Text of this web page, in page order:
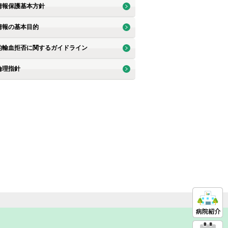
報保護基本方針
報の基本目的
輸血拒否に関するガイドライン
理指針